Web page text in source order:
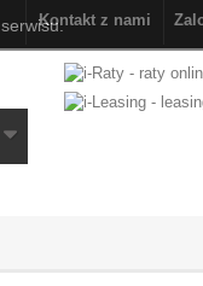
Kontakt z nami
serwisu.